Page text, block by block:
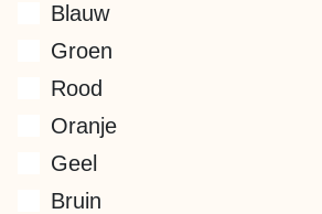
Blauw
Groen
Rood
Oranje
Geel
Bruin